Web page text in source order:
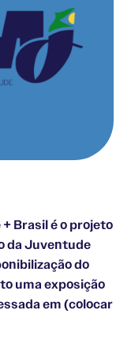
Brasil é o projeto
da Juventude
do
uma exposição
em (colocar